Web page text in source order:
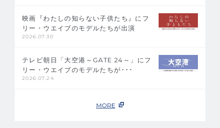
映画『わたしの知らない子供たち』にフ
リー・ウエイブのモデルたちが出演
2026.07.30
テレビ朝日「大空港～GATE 24～」にフ
リー・ウエイブのモデルたちが･･･
2026.07.24
MORE